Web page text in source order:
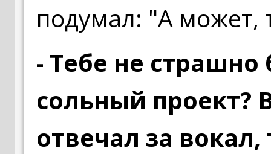
подумал: "А может,
- Тебе не
сольный проект?
отвечал за